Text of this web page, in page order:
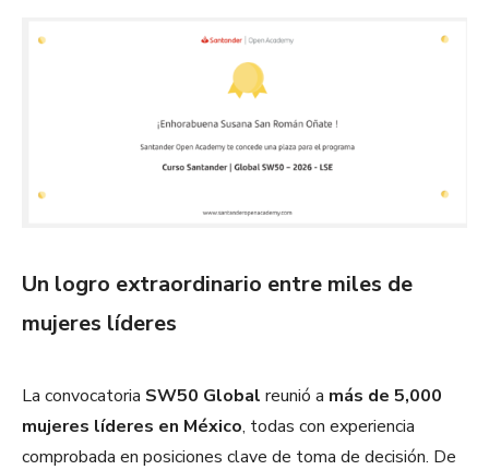
Un logro extraordinario entre miles de
mujeres líderes
La convocatoria SW50 Global reunió a más de 5,000
mujeres líderes en México, todas con experiencia
comprobada en posiciones clave de toma de decisión. De